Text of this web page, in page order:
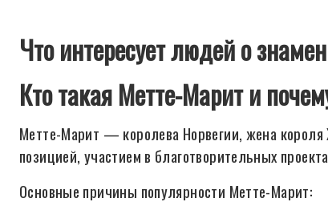
Что интересует людей о
Кто такая Метте-Марит и
Метте-Марит — королева Норвегии, жена короля
позицией, участием в благотворительных
Основные причины популярности Метте-Марит: